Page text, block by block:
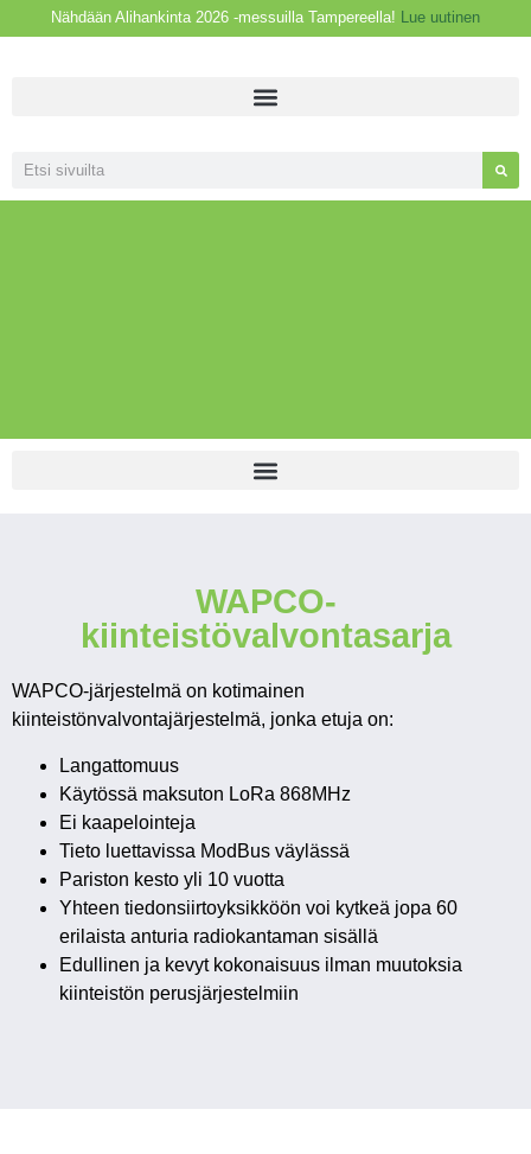
Nähdään Alihankinta 2026 -messuilla Tampereella! Lue uutinen
WAPCO-
kiinteistövalvontasarja
WAPCO-järjestelmä on kotimainen
kiinteistönvalvontajärjestelmä, jonka etuja on:
Langattomuus
Käytössä maksuton LoRa 868MHz
Ei kaapelointeja
Tieto luettavissa ModBus väylässä
Pariston kesto yli 10 vuotta
Yhteen tiedonsiirtoyksikköön voi kytkeä jopa 60
erilaista anturia radiokantaman sisällä
Edullinen ja kevyt kokonaisuus ilman muutoksia
kiinteistön perusjärjestelmiin